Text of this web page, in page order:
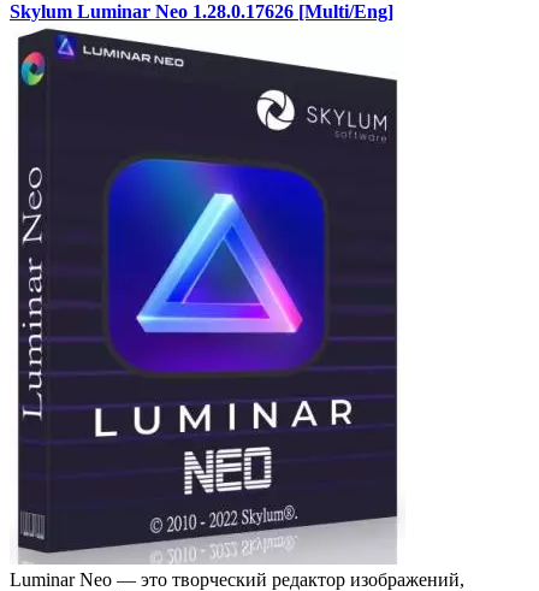
Skylum Luminar Neo 1.28.0.17626 [Multi/Eng]
Luminar Neo — это творческий редактор изображений,